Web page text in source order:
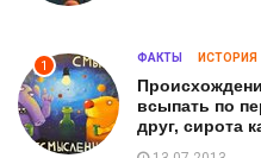
1
ФАКТЫ ИСТОРИЯ
всыпать по
друг, сирота